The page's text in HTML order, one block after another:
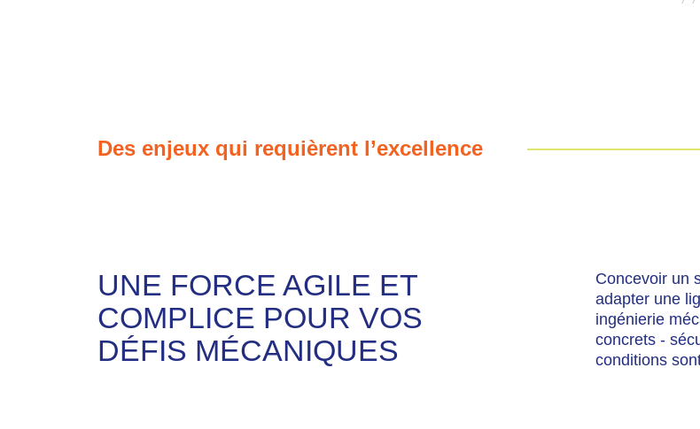
Des enjeux qui requièrent l’excellence
UNE FORCE AGILE ET
COMPLICE POUR VOS
DÉFIS MÉCANIQUES
Concevoir un
adapter une
ingénierie
concrets -
conditions